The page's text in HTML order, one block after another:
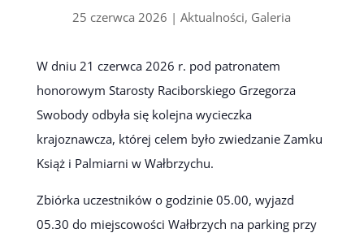
25 czerwca 2026 |Aktualności, Galeria
W dniu 21 czerwca 2026 r. pod patronatem
honorowym Starosty Raciborskiego Grzegorza
Swobody odbyła się kolejna wycieczka
krajoznawcza, której celem było zwiedzanie Zamku
Książ i Palmiarni w Wałbrzychu.
Zbiórka uczestników o godzinie 05.00, wyjazd
05.30 do miejscowości Wałbrzych na parking przy